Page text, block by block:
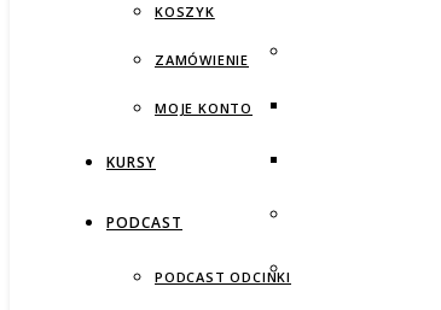
KOSZYK
ZAMÓWIENIE
MOJE KONTO
KURSY
PODCAST
PODCAST ODCINKI